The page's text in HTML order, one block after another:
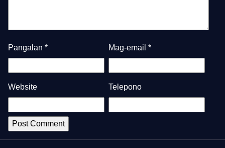
Pangalan * Mag-email *
Website Telepono